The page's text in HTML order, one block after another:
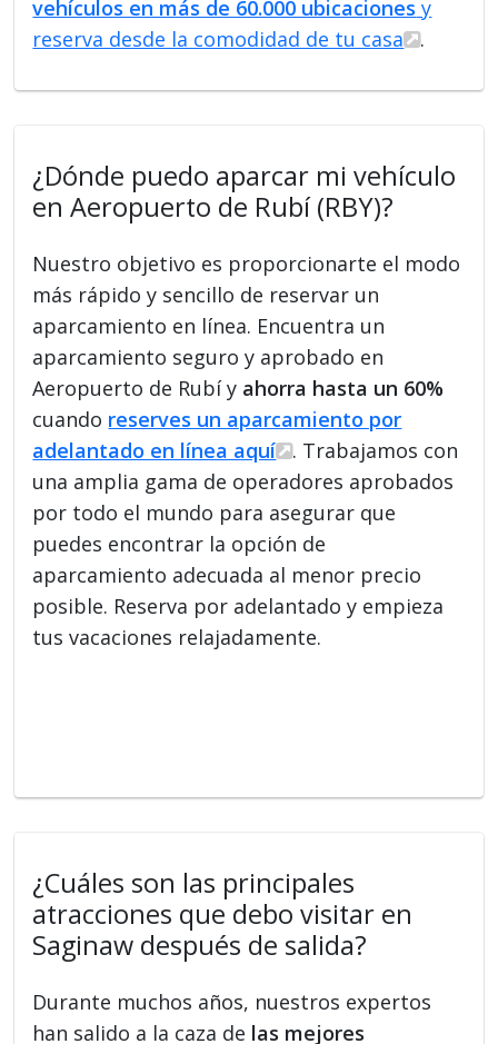
vehículos en más de 60.000 ubicaciones y
reserva desde la comodidad de tu casa
.
¿Dónde puedo aparcar mi vehículo
en Aeropuerto de Rubí (RBY)?
Nuestro objetivo es proporcionarte el modo
más rápido y sencillo de reservar un
aparcamiento en línea. Encuentra un
aparcamiento seguro y aprobado en
Aeropuerto de Rubí y ahorra hasta un 60%
cuando reserves un aparcamiento por
adelantado en línea aquí
. Trabajamos con
una amplia gama de operadores aprobados
por todo el mundo para asegurar que
puedes encontrar la opción de
aparcamiento adecuada al menor precio
posible. Reserva por adelantado y empieza
tus vacaciones relajadamente.
¿Cuáles son las principales
atracciones que debo visitar en
Saginaw después de salida?
Durante muchos años, nuestros expertos
han salido a la caza de las mejores